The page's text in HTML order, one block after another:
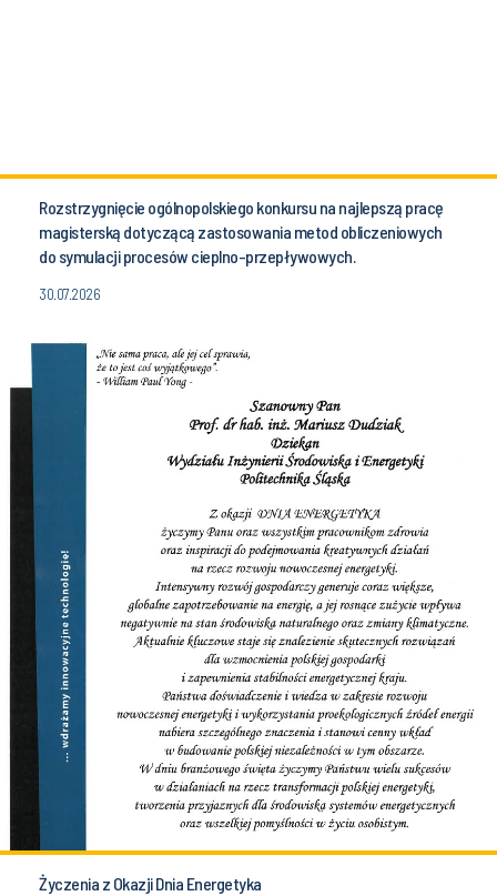
Rozstrzygnięcie ogólnopolskiego konkursu na najlepszą pracę
magisterską dotyczącą zastosowania metod obliczeniowych
do symulacji procesów cieplno-przepływowych.
30.07.2026
Życzenia z Okazji Dnia Energetyka